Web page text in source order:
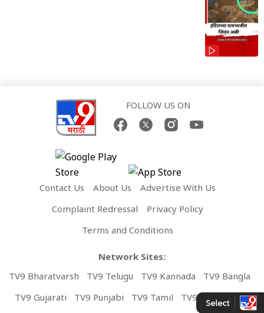
FOLLOW US ON
Contact Us About Us
Advertise With Us
Complaint Redressal
Privacy Policy
Terms and Conditions
Network Sites:
TV9 Bharatvarsh
TV9 Telugu TV9 Kannada
TV9 Bangla
TV9 Gujarati
TV9 Punjabi TV9 Tamil
TV9 Malayalam